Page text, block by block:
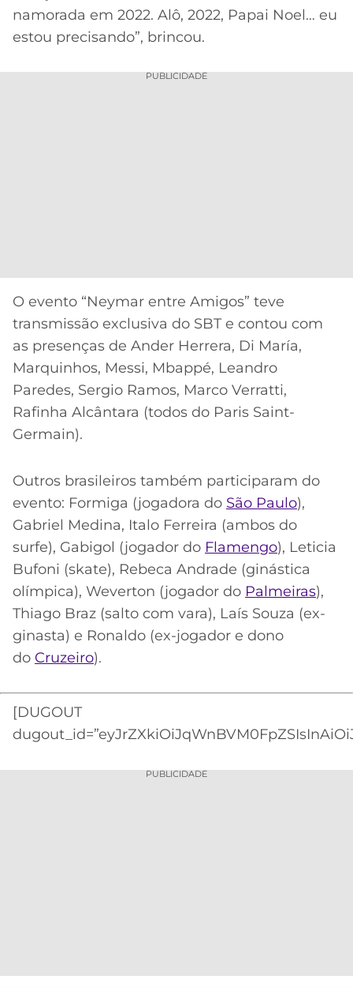
namorada em 2022. Alô, 2022, Papai Noel… eu
estou precisando”, brincou.
PUBLICIDADE
O evento “Neymar entre Amigos” teve
transmissão exclusiva do SBT e contou com
as presenças de Ander Herrera, Di María,
Marquinhos, Messi, Mbappé, Leandro
Paredes, Sergio Ramos, Marco Verratti,
Rafinha Alcântara (todos do Paris Saint-
Germain).
Outros brasileiros também participaram do
evento: Formiga (jogadora do São Paulo),
Gabriel Medina, Italo Ferreira (ambos do
surfe), Gabigol (jogador do Flamengo), Leticia
Bufoni (skate), Rebeca Andrade (ginástica
olímpica), Weverton (jogador do Palmeiras),
Thiago Braz (salto com vara), Laís Souza (ex-
ginasta) e Ronaldo (ex-jogador e dono
do Cruzeiro).
[DUGOUT
PUBLICIDADE